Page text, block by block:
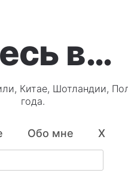
в…
Китае, Шотландии,
года.
Обо мне X